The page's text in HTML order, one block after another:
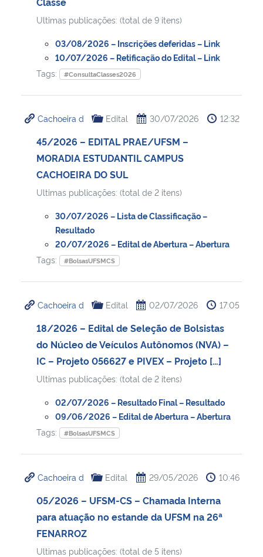
Ultimas publicações: (total de 9 itens)
03/08/2026 – Inscrições deferidas – Link
10/07/2026 – Retificação do Edital – Link
Tags:
#ConsultaClasses2026
Cachoeira d Edital 30/07/2026 12:32
45/2026 – EDITAL PRAE/UFSM –
MORADIA ESTUDANTIL CAMPUS
CACHOEIRA DO SUL
Ultimas publicações: (total de 2 itens)
30/07/2026 – Lista de Classificação –
Resultado
20/07/2026 – Edital de Abertura – Abertura
Tags:
#BolsasUFSMCS
Cachoeira d Edital 02/07/2026 17:05
18/2026 – Edital de Seleção de Bolsistas
do Núcleo de Veículos Autônomos (NVA) –
IC – Projeto 056627 e PIVEX – Projeto […]
Ultimas publicações: (total de 2 itens)
02/07/2026 – Resultado Final – Resultado
09/06/2026 – Edital de Abertura – Abertura
Tags:
#BolsasUFSMCS
Cachoeira d Edital 29/05/2026 10:46
05/2026 – UFSM-CS – Chamada Interna
para atuação no estande da UFSM na 26ª
FENARROZ
Ultimas publicações: (total de 5 itens)